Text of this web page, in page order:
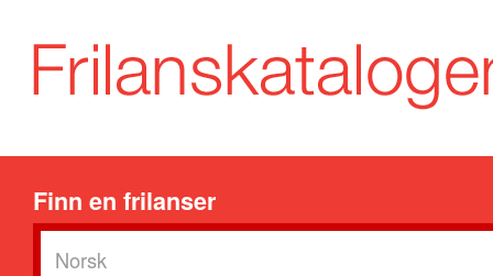
Finn en frilanser